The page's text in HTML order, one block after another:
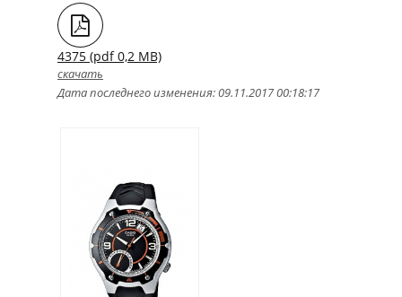
4375 (pdf 0,2 MB)
скачать
Дата последнего изменения: 09.11.2017 00:18:17